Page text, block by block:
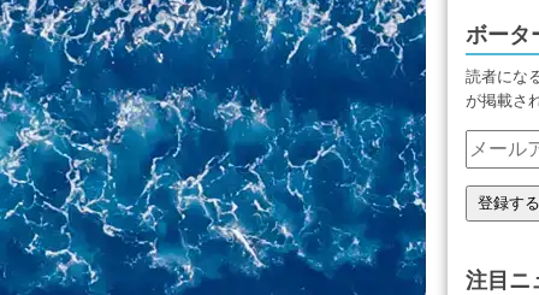
ボータ
読者にな
が掲載さ
注目ニ